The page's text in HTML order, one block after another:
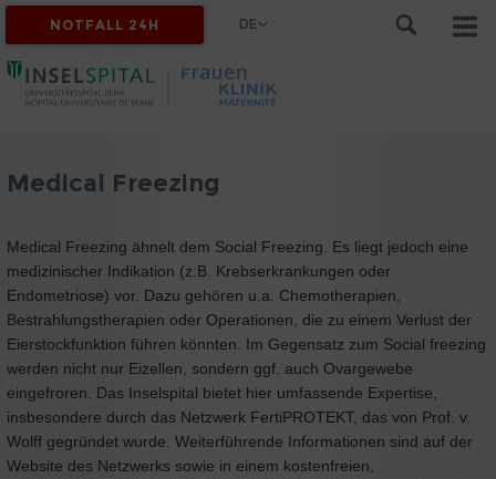
NOTFALL 24H DE
Medical Freezing
Medical Freezing ähnelt dem Social Freezing. Es liegt jedoch eine
medizinischer Indikation (z.B. Krebserkrankungen oder
Endometriose) vor. Dazu gehören u.a. Chemotherapien,
Bestrahlungstherapien oder Operationen, die zu einem Verlust der
Eierstockfunktion führen könnten. Im Gegensatz zum Social freezing
werden nicht nur Eizellen, sondern ggf. auch Ovargewebe
eingefroren. Das Inselspital bietet hier umfassende Expertise,
insbesondere durch das Netzwerk FertiPROTEKT, das von Prof. v.
Wolff gegründet wurde. Weiterführende Informationen sind auf der
Website des Netzwerks sowie in einem kostenfreien,